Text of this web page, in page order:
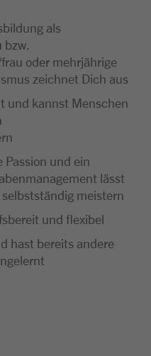
als
oder mehrjährige
zeichnet Dich aus
und kannst Menschen
und ein
lässt
meistern
und flexibel
hast bereits andere